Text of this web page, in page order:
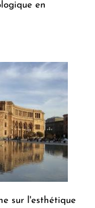
en
sur l'esthétique